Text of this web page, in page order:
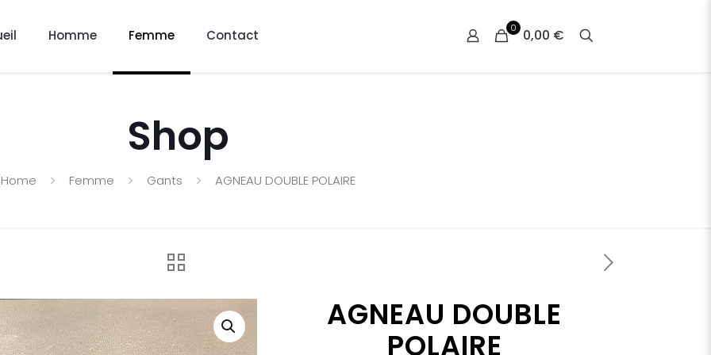
Homme Femme Contact 0 0,00 €
Shop
Home Femme Gants AGNEAU DOUBLE POLAIRE
AGNEAU DOUBLE
POLAIRE